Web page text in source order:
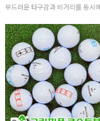
부드러운 타구감과 비거리를 동시에